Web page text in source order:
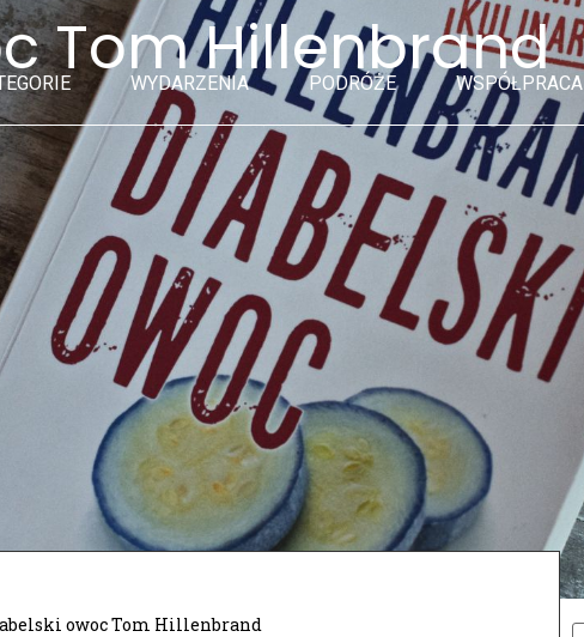
WYDARZENIA PODRÓŻE WSPÓŁPRACA
Tom Hillenbrand
owoc Tom Hillenbrand